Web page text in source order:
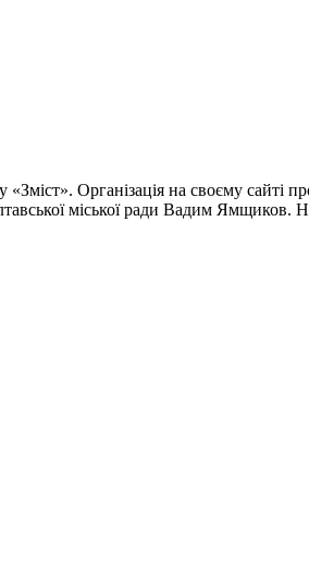
Організація на своєму сайті
міської ради Вадим Ямщиков.